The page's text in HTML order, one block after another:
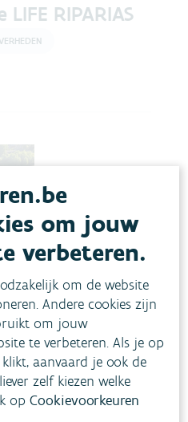
RIPARIAS
op
OVERSTROMINGEN
om jouw
verbeteren.
om de website
Andere cookies zijn
om jouw
te verbeteren. Als je op
klikt, aanvaard je ook de
zelf kiezen welke
opCookievoorkeuren